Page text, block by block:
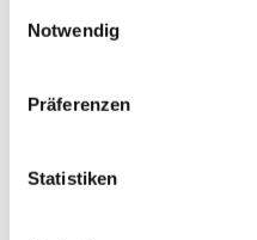
Notwendig
Präferenzen
Statistiken